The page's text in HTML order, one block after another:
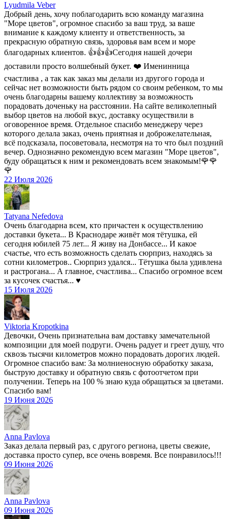
Lyudmila Veber
Добрый день, хочу поблагодарить всю команду магазина
"Море цветов", огромное спасибо за ваш труд, за ваше
внимание к каждому клиенту и ответственность, за
прекрасную обратную связь, здоровья вам всем и море
благодарных клиентов. 👍👍👍Сегодня нашей дочери
доставили просто волшебный букет. ❤️ Именинница
счастлива , а так как заказ мы делали из другого города и
сейчас нет возможности быть рядом со своим ребенком, то мы
очень благодарны вашему коллективу за возможность
порадовать доченьку на расстоянии. На сайте великолепный
выбор цветов на любой вкус, доставку осуществили в
оговоренное время. Отдельное спасибо менеджеру через
которого делала заказ, очень приятная и доброжелательная,
всё подсказала, посоветовала, несмотря на то что был поздний
вечер. Однозначно рекомендую всем магазин "Море цветов",
буду обращаться к ним и рекомендовать всем знакомым!🌹🌹
🌹
22 Июля 2026
Tatyana Nefedova
Очень благодарна всем, кто причастен к осуществлению
доставки букета... В Краснодаре живёт моя тётушка, ей
сегодня юбилей 75 лет... Я живу на Донбассе... И какое
счастье, что есть возможность сделать сюрприз, находясь за
сотни километров.. Сюрприз удался... Тётушка была удивлена
и растрогана... А главное, счастлива... Спасибо огромное всем
за кусочек счастья... ♥️
15 Июля 2026
Viktoria Kropotkina
Девочки, Очень признательна вам доставку замечательной
композиции для моей подруги. Очень радует и греет душу, что
сквозь тысячи километров можно порадовать дорогих людей.
Огромное спасибо вам: За молниеносную обработку заказа,
быструю доставку и обратную связь с фотоотчетом при
получении. Теперь на 100 % знаю куда обращаться за цветами.
Спасибо вам!
19 Июня 2026
Anna Pavlova
Заказ делала первый раз, с другого региона, цветы свежие,
доставка просто супер, все очень вовремя. Все понравилось!!!
09 Июня 2026
Anna Pavlova
09 Июня 2026